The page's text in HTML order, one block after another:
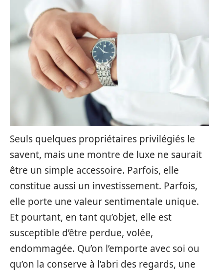
Seuls quelques propriétaires privilégiés le
savent, mais une montre de luxe ne saurait
être un simple accessoire. Parfois, elle
constitue aussi un investissement. Parfois,
elle porte une valeur sentimentale unique.
Et pourtant, en tant qu’objet, elle est
susceptible d’être perdue, volée,
endommagée. Qu’on l’emporte avec soi ou
qu’on la conserve à l’abri des regards, une